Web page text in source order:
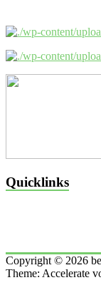
Quicklinks
Copyright © 2026
Theme: Accelerate